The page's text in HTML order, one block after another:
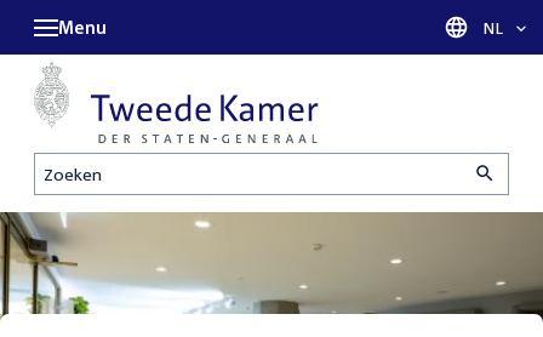
Zoeken
Menu Taal
NL